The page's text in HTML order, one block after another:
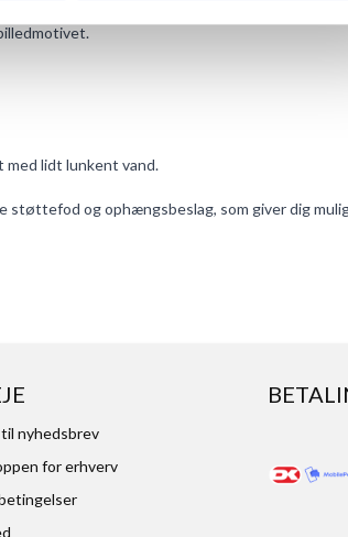
med lidt lunkent vand.
støttefod og ophængsbeslag, som giver dig
nyhedsbrev
for erhverv